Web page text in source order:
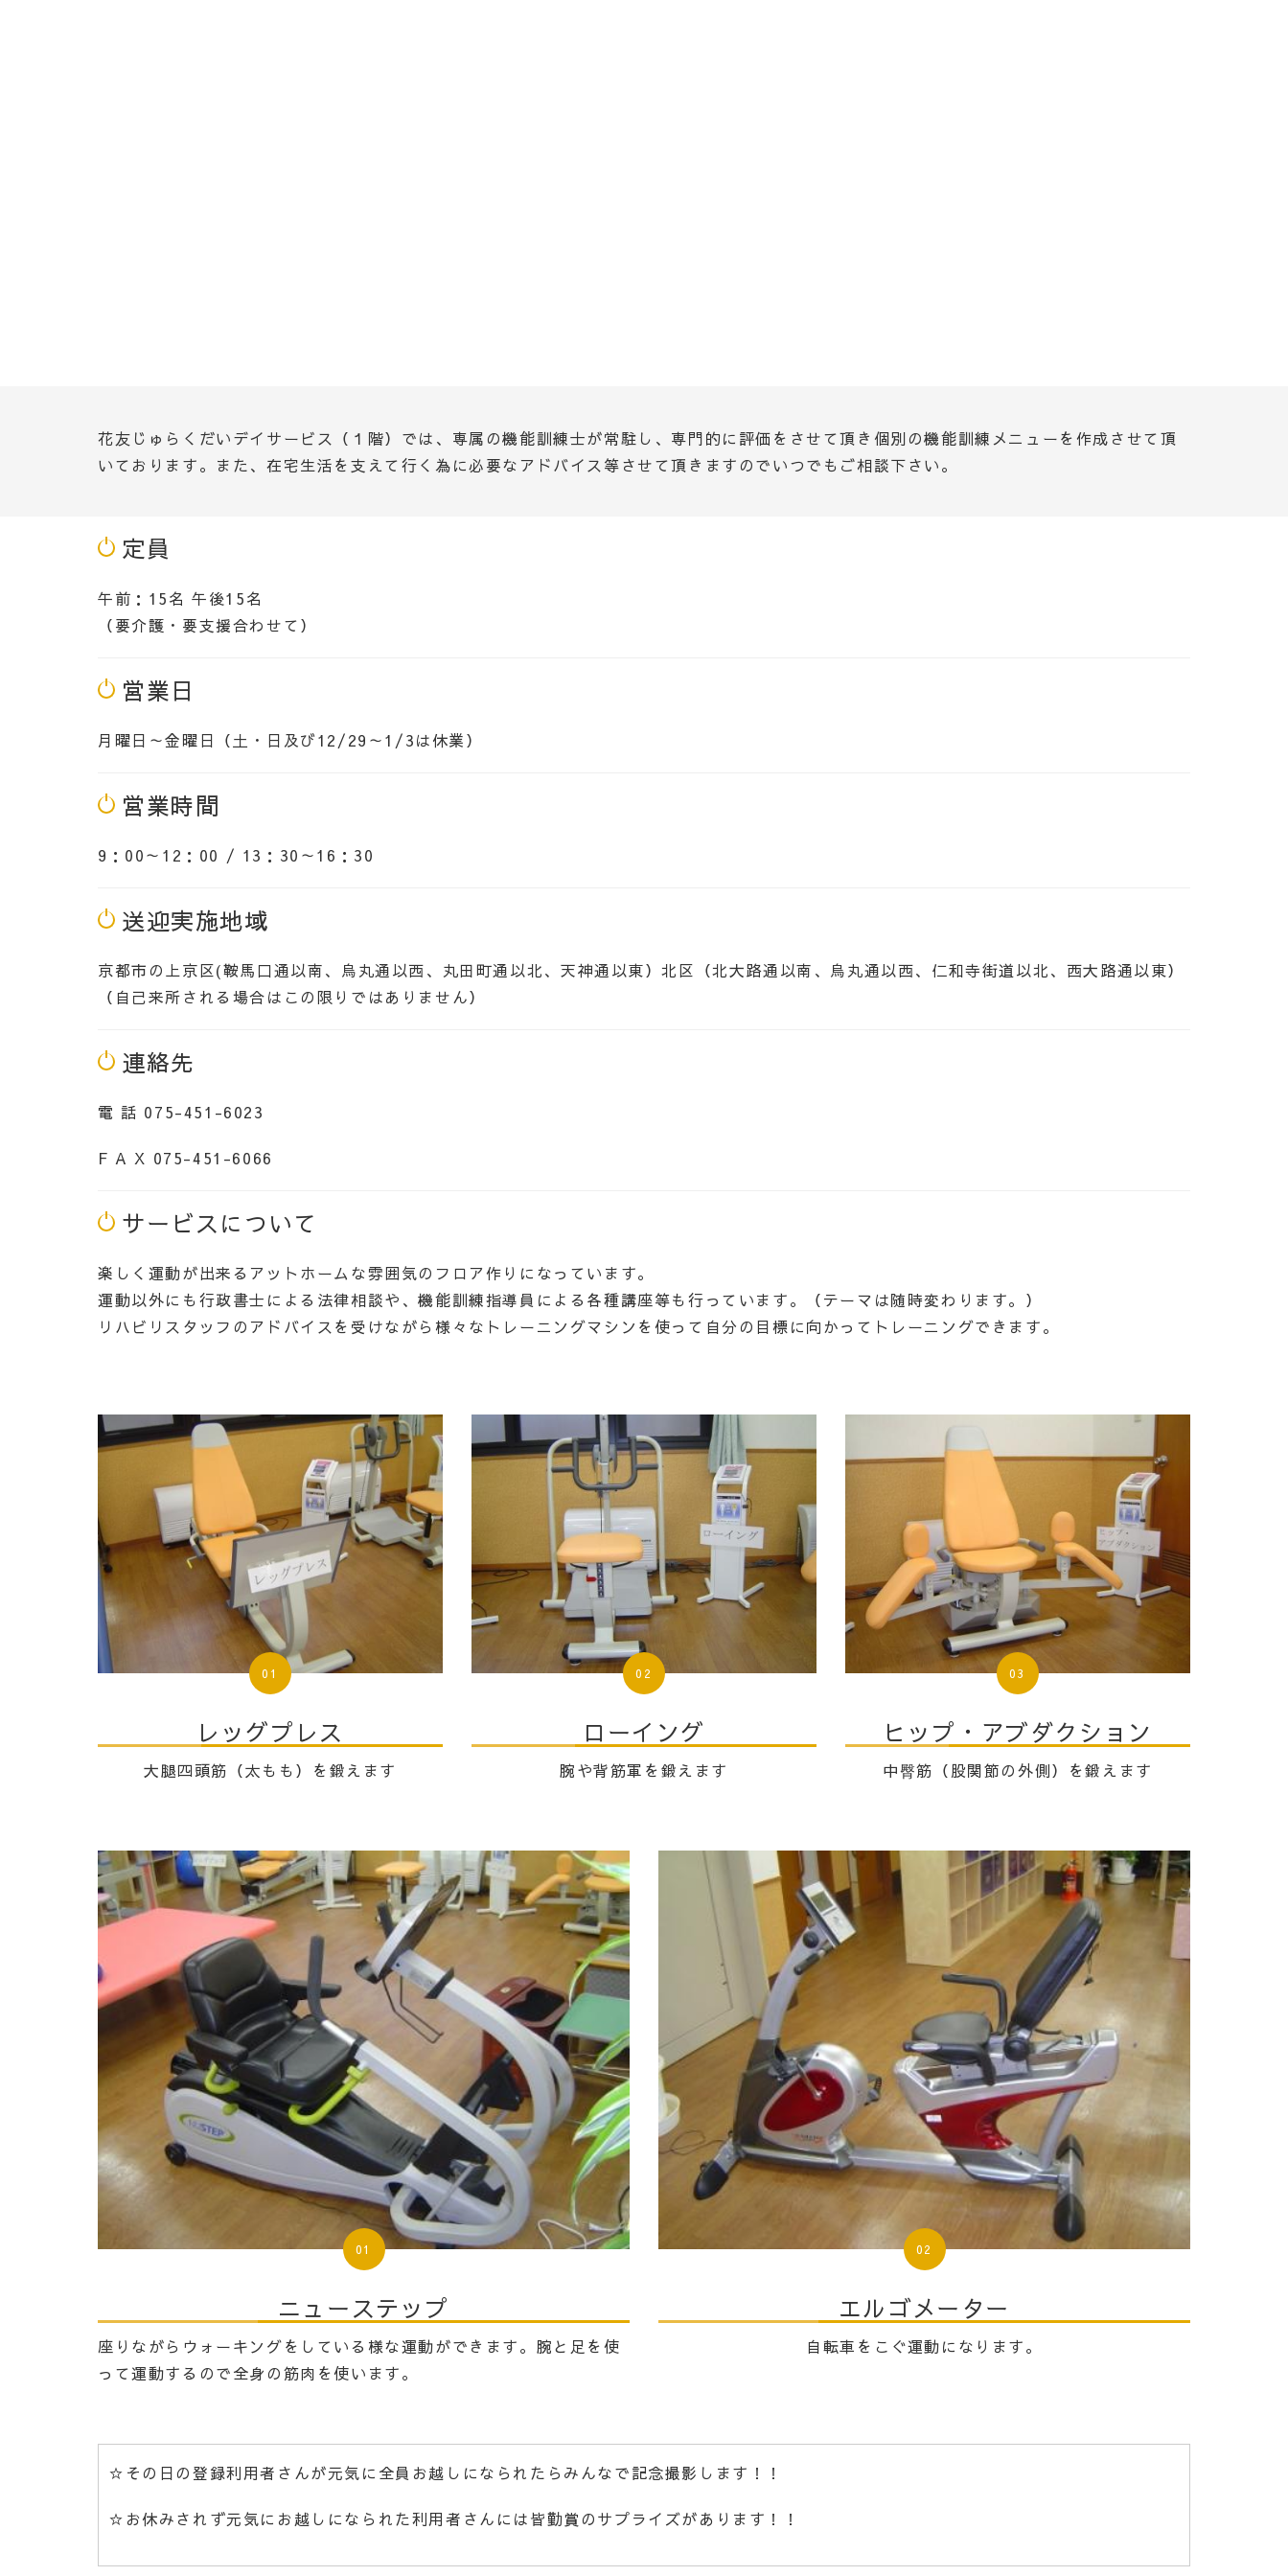
花友じゅらくだいデイサービス（１階）では、専属の機能訓練士が常駐し、専門的に評価をさせて頂き個別の機能訓練メニューを作成させて頂
いております。また、在宅生活を支えて行く為に必要なアドバイス等させて頂きますのでいつでもご相談下さい。
定員
午前：15名 午後15名
（要介護・要支援合わせて）
営業日
月曜日～金曜日（土・日及び12/29～1/3は休業）
営業時間
9：00～12：00 / 13：30～16：30
送迎実施地域
京都市の上京区(鞍馬口通以南、烏丸通以西、丸田町通以北、天神通以東）北区（北大路通以南、烏丸通以西、仁和寺街道以北、西大路通以東）
（自己来所される場合はこの限りではありません）
連絡先
電 話 075-451-6023
F A X 075-451-6066
サービスについて
楽しく運動が出来るアットホームな雰囲気のフロア作りになっています。
運動以外にも行政書士による法律相談や、機能訓練指導員による 各種講座等も行っています。（テーマは随時変わります。）
リハビリスタッフのアドバイスを受けながら様々なトレーニングマシンを使って自分の目標に向かってトレーニングできます。
01
レッグプレス
大腿四頭筋（太もも）を鍛えます
02
ローイング
腕や背筋軍を鍛えます
03
ヒップ・アブダクション
中臀筋（股関節の外側）を鍛えます
01
ニューステップ
座りながらウォーキングをしている様な運動ができます。腕と足を使
って運動するので全身の筋肉を使います。
02
エルゴメーター
自転車をこぐ運動になります。
☆その日の登録利用者さんが元気に全員お越しになられたら みんなで記念撮影します！！
☆お休みされず元気にお越しになられた利用者さんには皆勤賞のサプライズがあります！！